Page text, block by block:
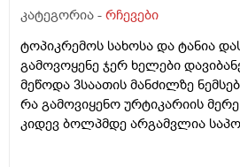
კატეგორია - რჩევები
ტოპიკრემოს სახოსა და ტანია
გამოვოყენე ჯერ ხელები
მეწოდა 3საათის მანძილზე
რა გამოვიყენო ურტიკარიის
კიდევ ბოლპმდე არგამვლია
წავიდა არვოცი რავიყიდო როთ